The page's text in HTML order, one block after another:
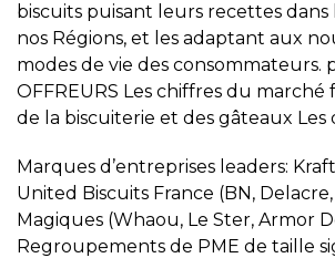
biscuits puisant leurs recettes
nos Régions, et les adaptant aux
modes de vie des consommateurs. p
OFFREURS Les chiffres du marché
de la biscuiterie et des gâteaux
Marques d’entreprises leaders:
United Biscuits France (BN,
Magiques (Whaou, Le Ster, Armor
Regroupements de PME de taille